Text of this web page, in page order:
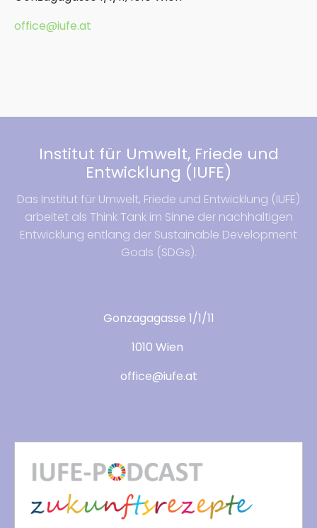
office@iufe.at
Institut für Umwelt, Friede und
Entwicklung (IUFE)
Das Institut für Umwelt, Friede und Entwicklung (IUFE)
arbeitet als Think Tank im Sinne der nachhaltigen
Entwicklung entlang der Sustainable Development
Goals (SDGs).
Gonzagagasse 1/1/11
1010 Wien
office@iufe.at